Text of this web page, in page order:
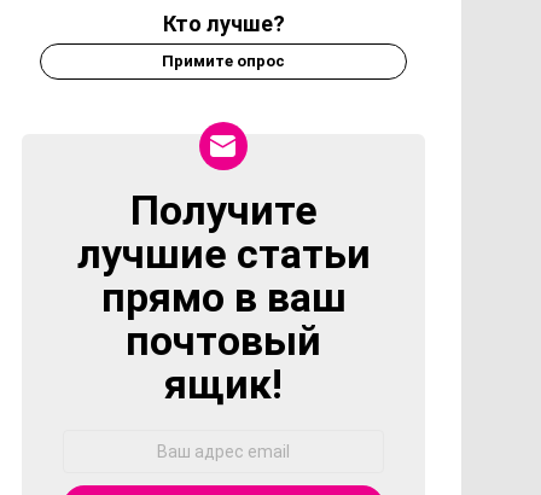
Кто лучше?
Примите опрос
NEWSLETTER
Получите
лучшие статьи
прямо в ваш
почтовый
ящик!